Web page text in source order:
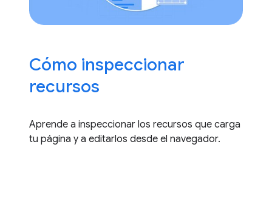
Cómo inspeccionar
recursos
Aprende a inspeccionar los recursos que carga
tu página y a editarlos desde el navegador.